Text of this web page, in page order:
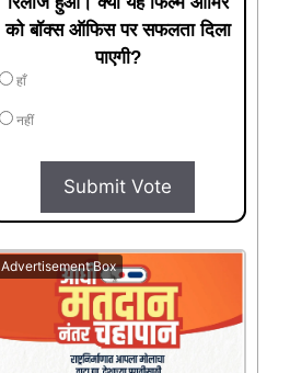
को बॉक्स ऑफिस पर सफलता दिला
पाएगी?
हाँ
नहीं
Submit Vote
Advertisement Box